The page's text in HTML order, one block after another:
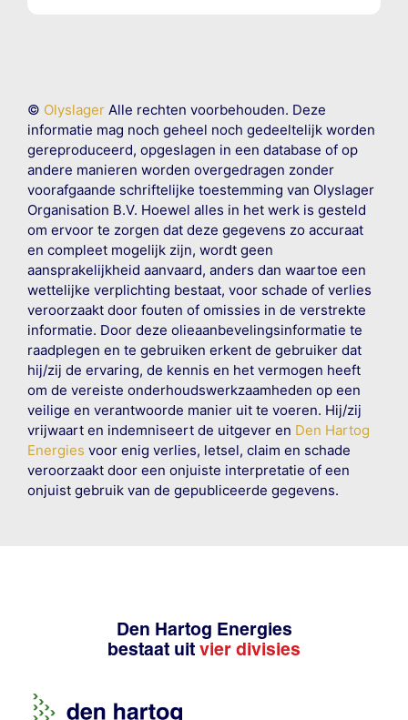
© OlyslagerAlle rechten voorbehouden. Deze
informatie mag noch geheel noch gedeeltelijk worden
gereproduceerd, opgeslagen in een database of op
andere manieren worden overgedragen zonder
voorafgaande schriftelijke toestemming van Olyslager
Organisation B.V. Hoewel alles in het werk is gesteld
om ervoor te zorgen dat deze gegevens zo accuraat
en compleet mogelijk zijn, wordt geen
aansprakelijkheid aanvaard, anders dan waartoe een
wettelijke verplichting bestaat, voor schade of verlies
veroorzaakt door fouten of omissies in de verstrekte
informatie. Door deze olieaanbevelingsinformatie te
raadplegen en te gebruiken erkent de gebruiker dat
hij/zij de ervaring, de kennis en het vermogen heeft
om de vereiste onderhoudswerkzaamheden op een
veilige en verantwoorde manier uit te voeren. Hij/zij
vrijwaart en indemniseert de uitgever en Den Hartog
Energies voor enig verlies, letsel, claim en schade
veroorzaakt door een onjuiste interpretatie of een
onjuist gebruik van de gepubliceerde gegevens.
Den Hartog Energies
bestaat uit vier divisies